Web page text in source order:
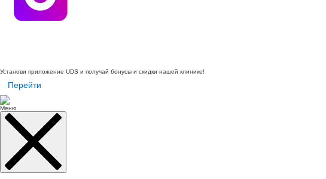
Установи приложение UDS и получай бонусы и скидки нашей клинике!
Перейти
Меню